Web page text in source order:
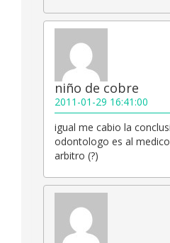
niño de cobre
2011-01-29 16:41:00
igual me cabio la
odontologo es al
arbitro (?)